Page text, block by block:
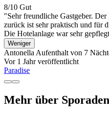
8/10 Gut
"Sehr freundliche Gastgeber.
zurück ist sehr praktisch und für
Die Hotelanlage war sehr
Weniger
Antonella Aufenthalt von 7
Vor 1 Jahr veröffentlicht
Paradise
Mehr über